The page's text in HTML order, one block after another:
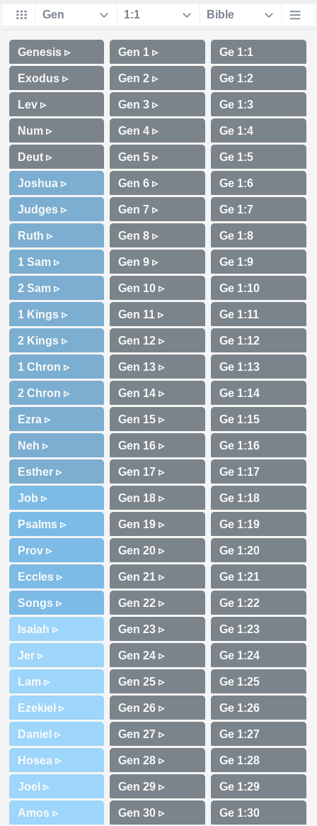
Genesis ▹
Exodus ▹
Lev ▹
Num ▹
Deut ▹
Joshua ▹
Judges ▹
Ruth ▹
1 Sam ▹
2 Sam ▹
1 Kings ▹
2 Kings ▹
1 Chron ▹
2 Chron ▹
Ezra ▹
Neh ▹
Esther ▹
Job ▹
Psalms ▹
Prov ▹
Eccles ▹
Songs ▹
Isaiah ▹
Jer ▹
Lam ▹
Ezekiel ▹
Daniel ▹
Hosea ▹
Joel ▹
Amos ▹